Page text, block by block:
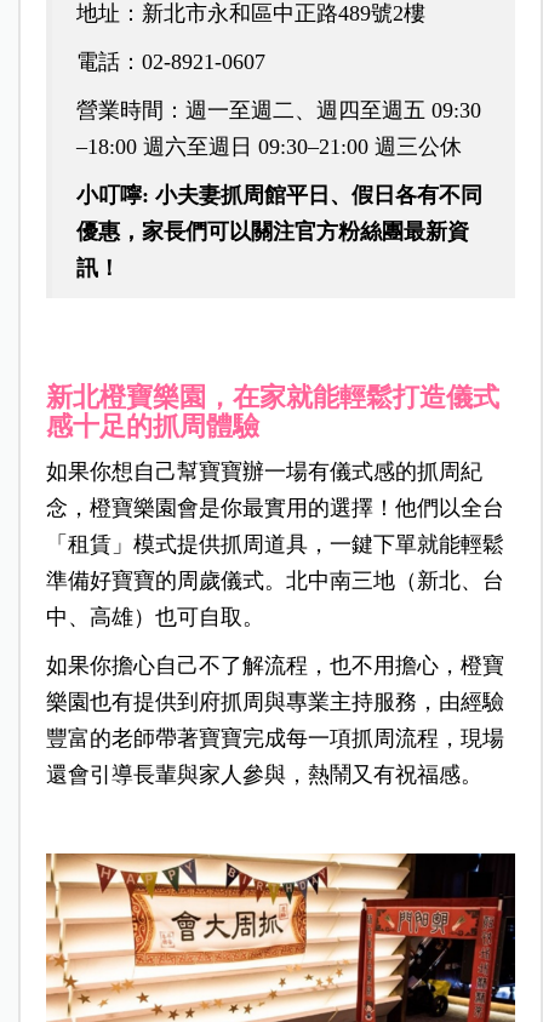
地址：新北市永和區中正路489號2樓
電話：02-8921-0607
營業時間：週一至週二、週四至週五 09:30
–18:00 週六至週日 09:30–21:00 週三公休
小叮嚀: 小夫妻抓周館平日、假日各有不同
優惠，家長們可以關注官方粉絲團最新資
訊！
新北橙寶樂園，在家就能輕鬆打造儀式
感十足的抓周體驗
如果你想自己幫寶寶辦一場有儀式感的抓周紀
念，橙寶樂園會是你最實用的選擇！他們以全台
「租賃」模式提供抓周道具，一鍵下單就能輕鬆
準備好寶寶的周歲儀式。北中南三地（新北、台
中、高雄）也可自取。
如果你擔心自己不了解流程，也不用擔心，橙寶
樂園也有提供到府抓周與專業主持服務，由經驗
豐富的老師帶著寶寶完成每一項抓周流程，現場
還會引導長輩與家人參與，熱鬧又有祝福感。